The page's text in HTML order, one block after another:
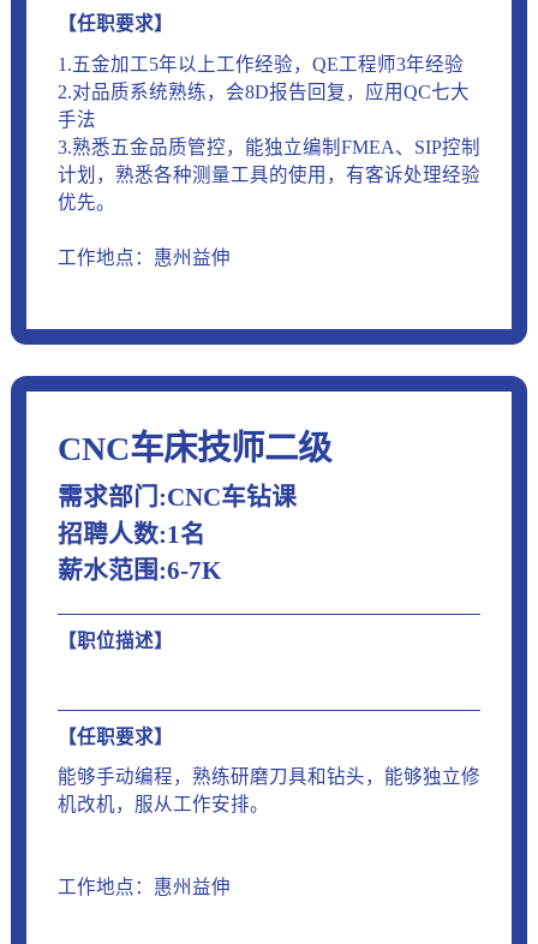
【任职要求】
1.五金加工5年以上工作经验，QE工程师3年经验
2.对品质系统熟练，会8D报告回复，应用QC七大
手法
3.熟悉五金品质管控，能独立编制FMEA、SIP控制
计划，熟悉各种测量工具的使用，有客诉处理经验
优先。
工作地点：惠州益伸
CNC车床技师二级
需求部门:CNC车钻课
招聘人数:1名
薪水范围:6-7K
【职位描述】
【任职要求】
能够手动编程，熟练研磨刀具和钻头，能够独立修
机改机，服从工作安排。
工作地点：惠州益伸